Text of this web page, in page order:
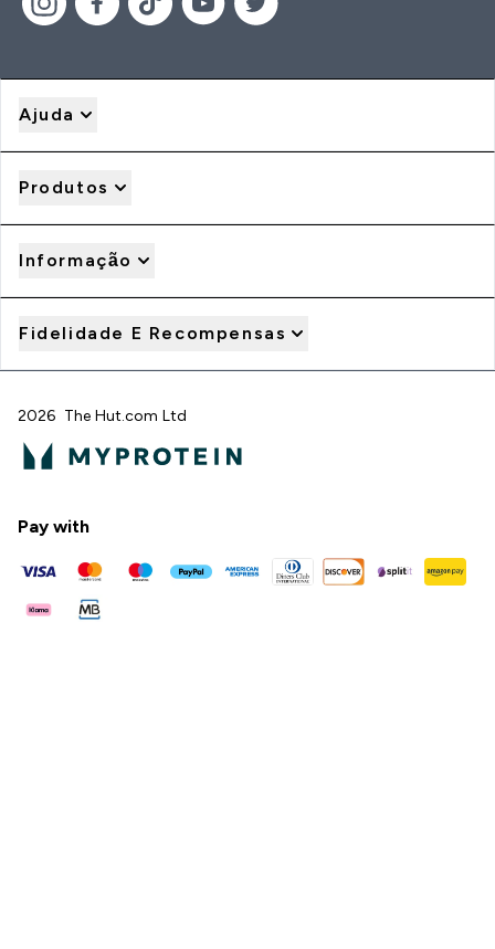
Ajuda
Produtos
Informação
Fidelidade E Recompensas
2026 The Hut.com Ltd
Pay with